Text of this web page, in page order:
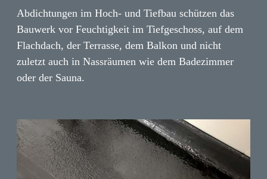
Abdichtungen im Hoch- und Tiefbau schützen das
Bauwerk vor Feuchtigkeit im Tiefgeschoss, auf dem
Flachdach, der Terrasse, dem Balkon und nicht
zuletzt auch in Nassräumen wie dem Badezimmer
oder der Sauna.